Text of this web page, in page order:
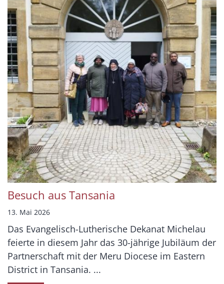
Besuch aus Tansania
13. Mai 2026
Das Evangelisch-Lutherische Dekanat Michelau
feierte in diesem Jahr das 30-jährige Jubiläum der
Partnerschaft mit der Meru Diocese im Eastern
District in Tansania. ...